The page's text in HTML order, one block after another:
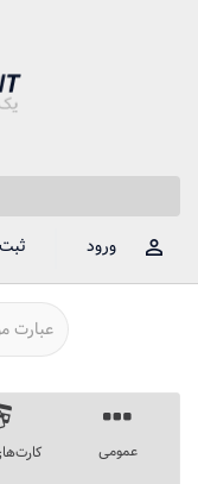
ورود
عمومی